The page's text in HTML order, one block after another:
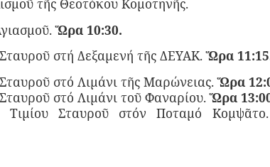
Ὥρα 10:30.
στή Δεξαμενή τῆς ΔΕΥΑΚ.Ὥρα
στό Λιμάνι τῆς Μαρώνειας.Ὥρα
στό Λιμάνι τοῦ Φαναρίου.Ὥρα
Τιμίου Σταυροῦ στόν Ποταμό